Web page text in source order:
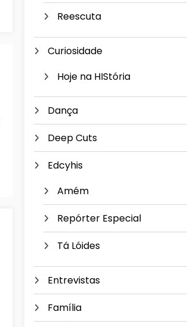
Reescuta
Curiosidade
Hoje na HIStória
Dança
Deep Cuts
Edcyhis
Amém
Repórter Especial
Tá Lóides
Entrevistas
Família